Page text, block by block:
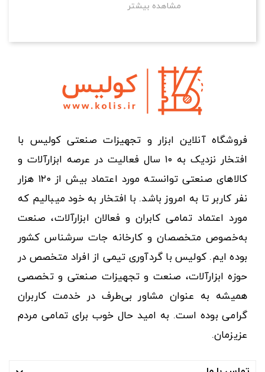
مشاهده بیشتر
فروشگاه آنلاین ابزار و تجهیزات صنعتی کولیس با
افتخار نزدیک به ۱۰ سال فعالیت در عرصه ابزارآلات و
کالاهای صنعتی توانسته مورد اعتماد بیش از ۱۲۰ هزار
نفر کاربر تا به امروز باشد. با افتخار به خود میبالیم که
مورد اعتماد تمامی کابران و فعالان ابزارآلات، صنعت
به‌خصوص متخصصان و کارخانه جات سرشناس کشور
بوده ایم. کولیس با گردآوری تیمی از افراد متخصص در
حوزه ابزارآلات، صنعت و تجهیزات صنعتی و تخصصی
همیشه به عنوان مشاور بی‌طرف در خدمت کاربران
گرامی بوده است. به امید حال خوب برای تمامی مردم
عزیزمان.